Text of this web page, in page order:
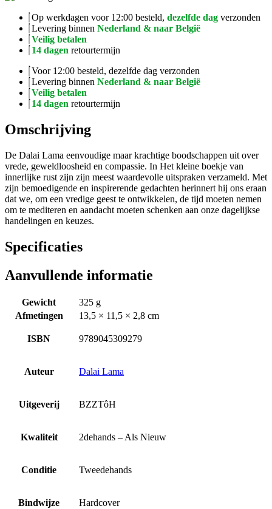
Op werkdagen voor 12:00 besteld, dezelfde dag verzonden
Levering binnen Nederland & naar België
Veilig betalen
14 dagen retourtermijn
Voor 12:00 besteld, dezelfde dag verzonden
Levering binnen Nederland & naar België
Veilig betalen
14 dagen retourtermijn
Omschrijving
De Dalai Lama eenvoudige maar krachtige boodschappen uit over
vrede, geweldloosheid en compassie. In Het kleine boekje van
innerlijke rust zijn zijn meest waardevolle uitspraken verzameld. Met
zijn bemoedigende en inspirerende gedachten herinnert hij ons eraan
dat we, om een vredige geest te ontwikkelen, de tijd moeten nemen
om te mediteren en aandacht moeten schenken aan onze dagelijkse
handelingen en keuzes.
Specificaties
Aanvullende informatie
Gewicht
325 g
Afmetingen
13,5 × 11,5 × 2,8 cm
ISBN 9789045309279
Auteur Dalai Lama
Uitgeverij BZZTôH
Kwaliteit 2dehands – Als Nieuw
Conditie Tweedehands
Bindwijze Hardcover